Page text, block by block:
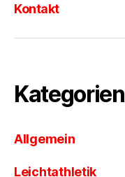
Kontakt
Kategorien
Allgemein
Leichtathletik